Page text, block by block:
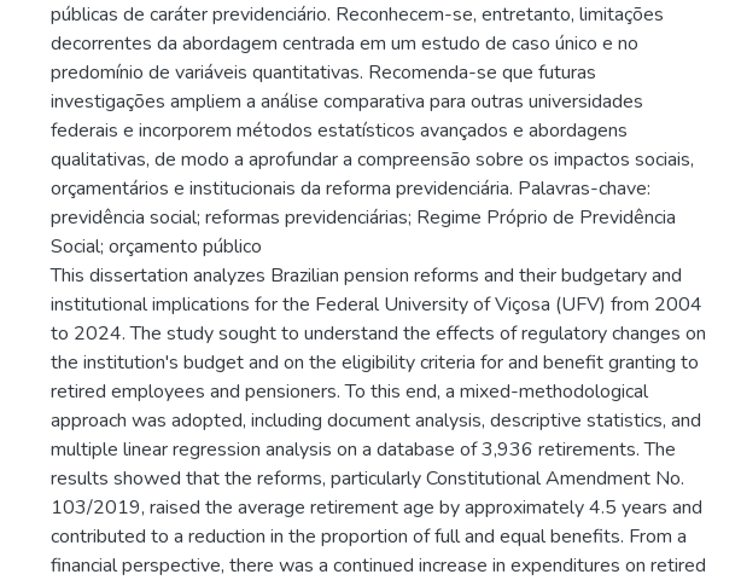
públicas de caráter previdenciário. Reconhecem-se, entretanto, limitações
decorrentes da abordagem centrada em um estudo de caso único e no
predomínio de variáveis quantitativas. Recomenda-se que futuras
investigações ampliem a análise comparativa para outras universidades
federais e incorporem métodos estatísticos avançados e abordagens
qualitativas, de modo a aprofundar a compreensão sobre os impactos sociais,
orçamentários e institucionais da reforma previdenciária. Palavras-chave:
previdência social; reformas previdenciárias; Regime Próprio de Previdência
Social; orçamento público
This dissertation analyzes Brazilian pension reforms and their budgetary and
institutional implications for the Federal University of Viçosa (UFV) from 2004
to 2024. The study sought to understand the effects of regulatory changes on
the institution's budget and on the eligibility criteria for and benefit granting to
retired employees and pensioners. To this end, a mixed-methodological
approach was adopted, including document analysis, descriptive statistics, and
multiple linear regression analysis on a database of 3,936 retirements. The
results showed that the reforms, particularly Constitutional Amendment No.
103/2019, raised the average retirement age by approximately 4.5 years and
contributed to a reduction in the proportion of full and equal benefits. From a
financial perspective, there was a continued increase in expenditures on retired